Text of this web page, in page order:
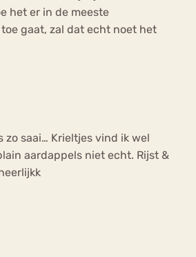
het er in de meeste
gaat, zal dat echt noet het
zo saai… Krieltjes vind ik wel
aardappels niet echt. Rijst &